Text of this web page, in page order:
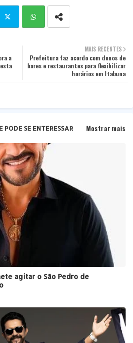
ter tsa
MAIS RECENTES
Prefeitura faz acordo com donos de
bares e restaurantes para flexibilizar
horários em Itabuna
a
PODE SE ENTERESSAR Mostrar mais
agitar o São Pedro de